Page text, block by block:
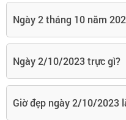
Ngày 2 tháng 10 năm
Ngày 2/10/2023 trực gì?
Giờ đẹp ngày 2/10/2023